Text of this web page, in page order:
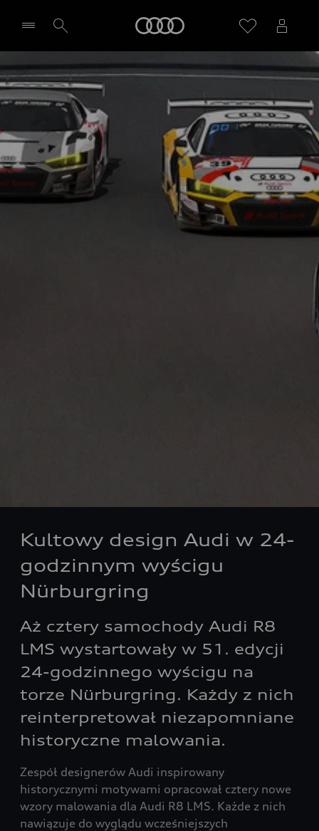
Wybierz Twojego Partnera Audi
Kultowy design Audi w 24-
godzinnym wyścigu
Nürburgring
Aż cztery samochody Audi R8
LMS wystartowały w 51. edycji
24-godzinnego wyścigu na
torze Nürburgring. Każdy z nich
reinterpretował niezapomniane
historyczne malowania.
Zespół designerów Audi inspirowany
historycznymi motywami opracował cztery nowe
wzory malowania dla Audi R8 LMS. Każde z nich
nawiązuje do wyglądu wcześniejszych